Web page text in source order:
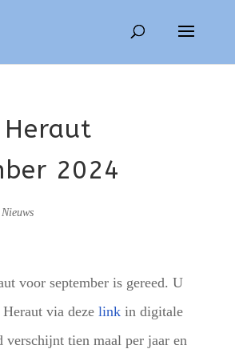
2024
Nieuws
voor september is gereed. U
via deze linkin digitale
verschijnt tien maal per jaar en